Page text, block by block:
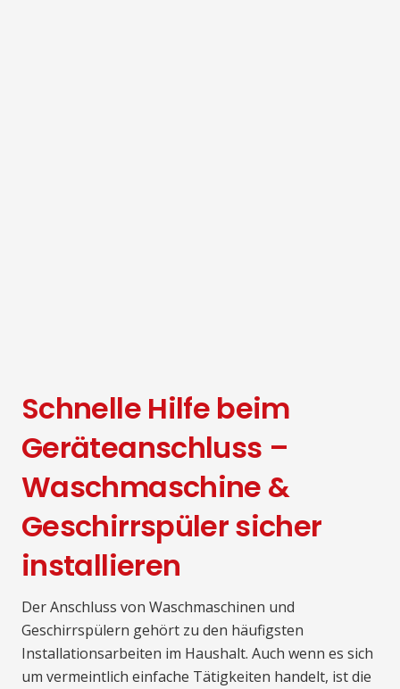
Schnelle Hilfe beim
Geräteanschluss –
Waschmaschine &
Geschirrspüler sicher
installieren
Der Anschluss von Waschmaschinen und
Geschirrspülern gehört zu den häufigsten
Installationsarbeiten im Haushalt. Auch wenn es sich
um vermeintlich einfache Tätigkeiten handelt, ist die